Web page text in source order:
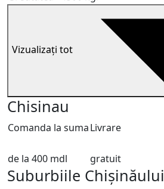
Vizualizați tot
Chisinau
Comanda la sumaLivrare
de la 400 mdl gratuit
Suburbiile Chișinăului